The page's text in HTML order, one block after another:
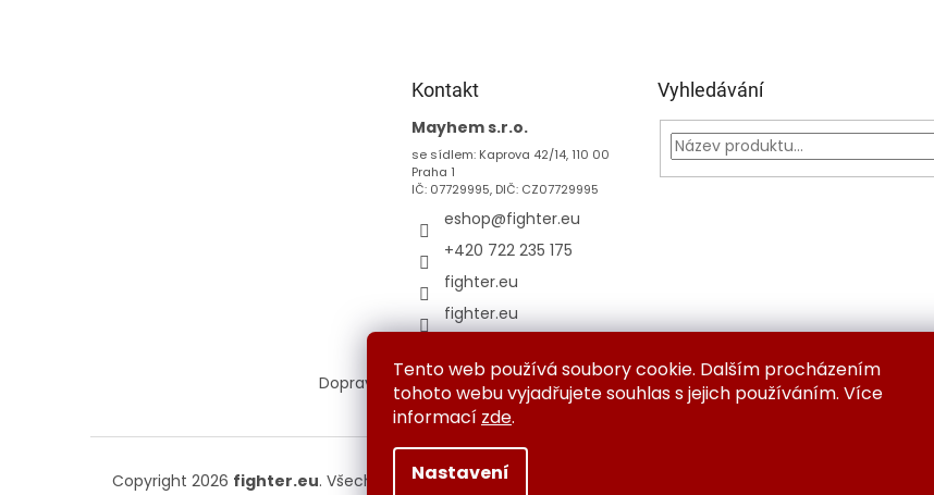
Tento web používá soubory cookie. Dalším procházením
tohoto webu vyjadřujete souhlas s jejich používáním. Více
informací zde.
Nastavení
Kontakt
Mayhem s.r.o.
se sídlem: Kaprova 42/14, 110 00
Praha 1
IČ: 07729995, DIČ: CZ07729995
eshop@fighter.eu
+420 722 235 175
fighter.eu
fighter.eu
Vyhledávání
Doprava a platba Výměna a vrácení zboží Kontaktujte nás Obchodní podmínky
Copyright 2026 fighter.eu. Všechna práva vyhrazena.